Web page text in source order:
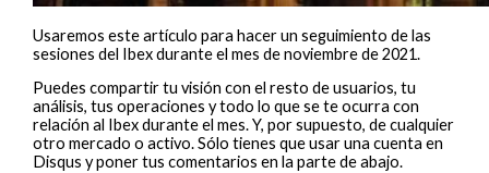
Usaremos este artículo para hacer un seguimiento de las
sesiones del Ibex durante el mes de noviembre de 2021.
Puedes compartir tu visión con el resto de usuarios, tu
análisis, tus operaciones y todo lo que se te ocurra con
relación al Ibex durante el mes. Y, por supuesto, de cualquier
otro mercado o activo. Sólo tienes que usar una cuenta en
Disqus y poner tus comentarios en la parte de abajo.